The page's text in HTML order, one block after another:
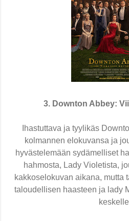
3. Downton Abbey:
Ihastuttava ja tyylikäs
kolmannen elokuvansa ja
hyvästelemään sydämelliset
hahmosta, Lady Violetista,
kakkoselokuvan aikana, mutta
taloudellisen haasteen ja lady